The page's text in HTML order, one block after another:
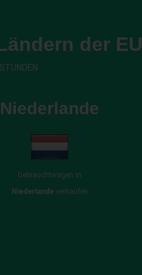
der EU
Niederlande
Gebrauchtwagen in
Niederlandeverkaufen